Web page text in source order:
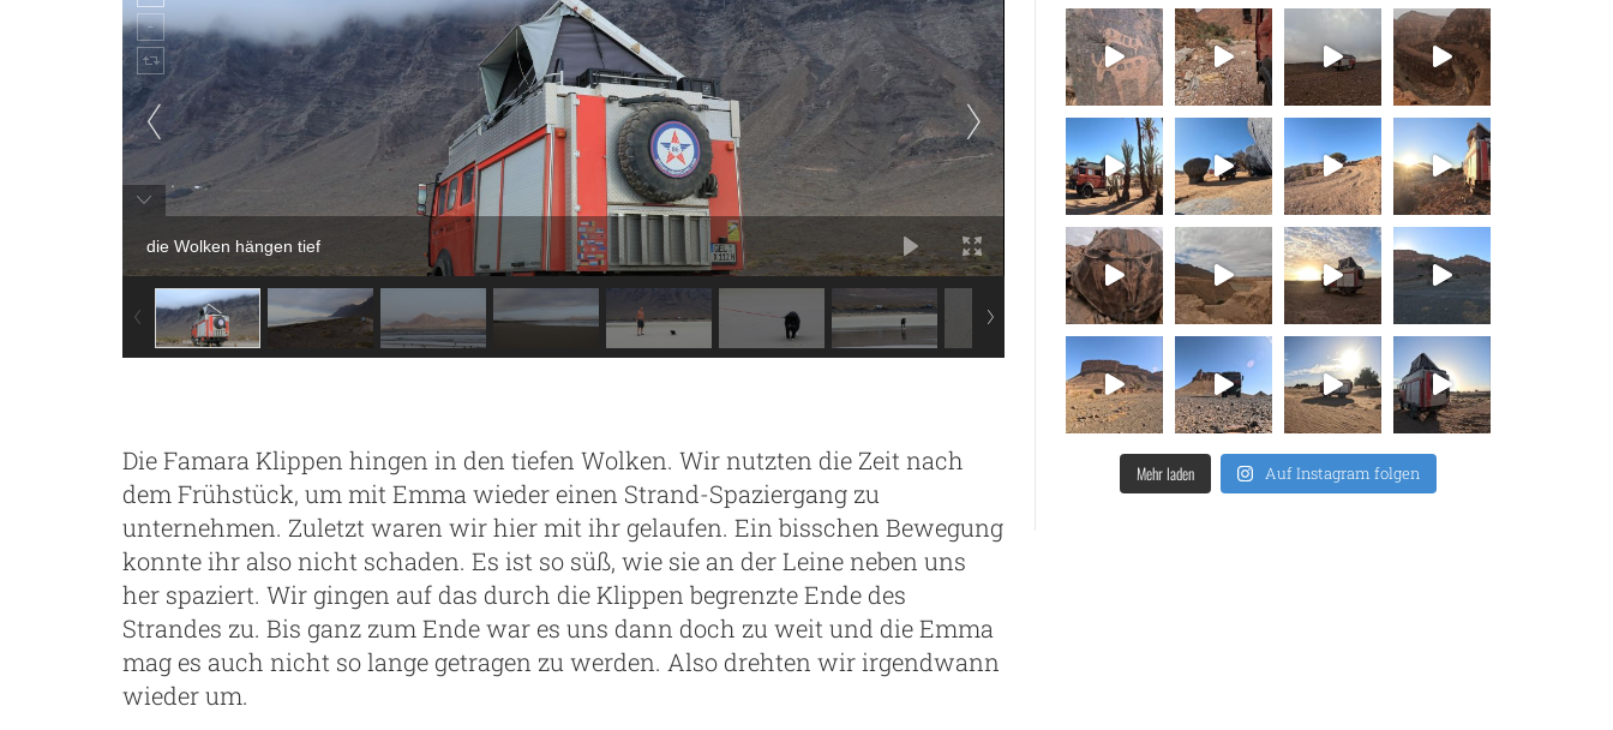
die Wolken hängen tief
Die Famara Klippen hingen in den tiefen Wolken. Wir nutzten die Zeit nach
dem Frühstück, um mit Emma wieder einen Strand-Spaziergang zu
unternehmen. Zuletzt waren wir hier mit ihr gelaufen. Ein bisschen Bewegung
konnte ihr also nicht schaden. Es ist so süß, wie sie an der Leine neben uns
her spaziert. Wir gingen auf das durch die Klippen begrenzte Ende des
Strandes zu. Bis ganz zum Ende war es uns dann doch zu weit und die Emma
mag es auch nicht so lange getragen zu werden. Also drehten wir irgendwann
wieder um.
Mehr laden Auf Instagram folgen